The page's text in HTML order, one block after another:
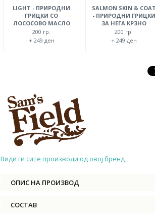
LIGHT - ПРИРОДНИ
ГРИЦКИ СО
ЛОСОСОВО МАСЛО
200 гр.
+ 249 ден
SALMON SKIN &
- ПРИРОДНИ ГРИЦКИ
ЗА НЕГА КРЗНО
200 гр.
+ 249 ден
Види ги сите производи од овој бренд
ОПИС НА ПРОИЗВОД
СОСТАВ